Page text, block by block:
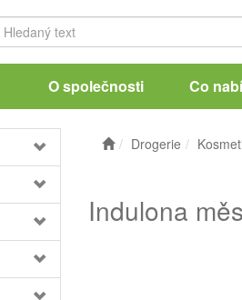
O společnosti Co
Drogerie
Indulona